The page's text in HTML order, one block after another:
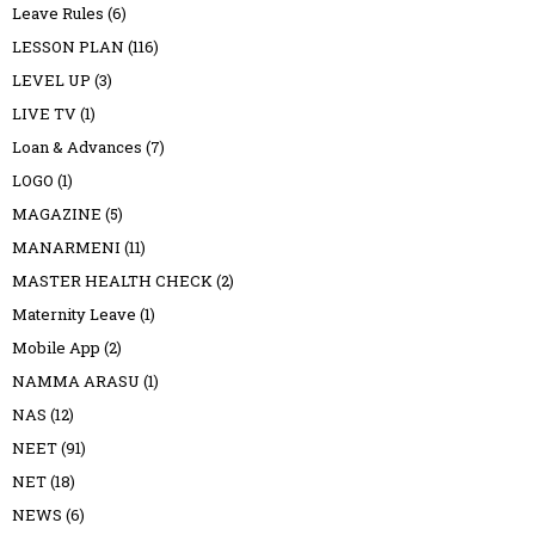
Leave Rules (6)
LESSON PLAN (116)
LEVEL UP (3)
LIVE TV(1)
Loan & Advances (7)
LOGO (1)
MAGAZINE (5)
MANARMENI (11)
MASTER HEALTH CHECK(2)
Maternity Leave (1)
Mobile App (2)
NAMMA ARASU (1)
NAS (12)
NEET(91)
NET(18)
NEWS (6)